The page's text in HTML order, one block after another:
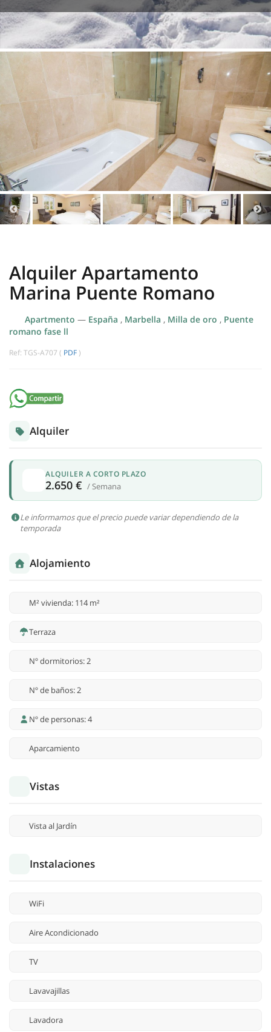
Alquiler Apartamento
Marina Puente Romano
Apartmento — España , Marbella , Milla de oro , Puente
romano fase ll
Ref: TGS-A707 ( PDF )
Alquiler
ALQUILER A CORTO PLAZO
2.650 € / Semana
Le informamos que el precio puede variar dependiendo de la
temporada
Alojamiento
M² vivienda: 114 m²
Terraza
Nº dormitorios: 2
Nº de baños: 2
Nº de personas: 4
Aparcamiento
Vistas
Vista al Jardín
Instalaciones
WiFi
Aire Acondicionado
TV
Lavavajillas
Lavadora